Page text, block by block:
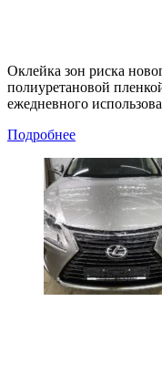
Оклейка зон риска
полиуретановой
ежедневного
Подробнее